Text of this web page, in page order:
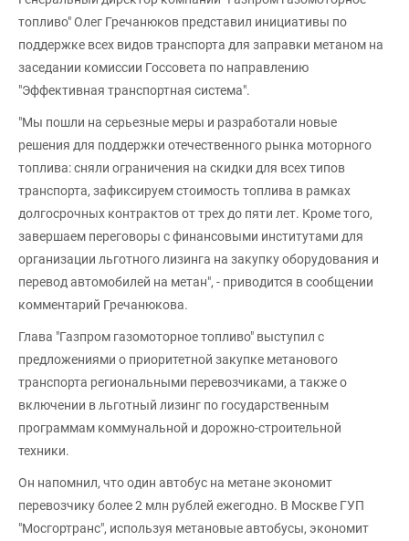
топливо" Олег Гречанюков представил инициативы по
поддержке всех видов транспорта для заправки метаном на
заседании комиссии Госсовета по направлению
"Эффективная транспортная система".
"Мы пошли на серьезные меры и разработали новые
решения для поддержки отечественного рынка моторного
топлива: сняли ограничения на скидки для всех типов
транспорта, зафиксируем стоимость топлива в рамках
долгосрочных контрактов от трех до пяти лет. Кроме того,
завершаем переговоры с финансовыми институтами для
организации льготного лизинга на закупку оборудования и
перевод автомобилей на метан", - приводится в сообщении
комментарий Гречанюкова.
Глава "Газпром газомоторное топливо" выступил с
предложениями о приоритетной закупке метанового
транспорта региональными перевозчиками, а также о
включении в льготный лизинг по государственным
программам коммунальной и дорожно-строительной
техники.
Он напомнил, что один автобус на метане экономит
перевозчику более 2 млн рублей ежегодно. В Москве ГУП
"Мосгортранс", используя метановые автобусы, экономит